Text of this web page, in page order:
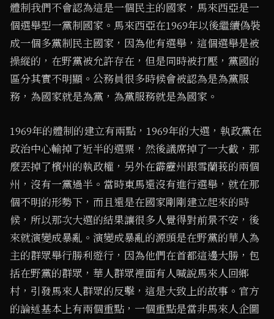
體制我們不會認為這是一個民主的國家，馬來西亞是一
個選舉型一黨制國家。馬來西亞在1969年以後繼續偽裝
成一個多黨制民主國家，因為他有選舉，這個選舉是被
操縱的，在野黨被允許存在，但是同時被打壓，黨國的
區分其實不明顯。公務員很多時候會被認為是為黨服
務，為國家就是為黨，為黨服務就是為國家。
1969年的體制的建立有兩點，1969年的大選，執政黨在
政治中心輸掉了近半的選票，然後議席掉了一大截，那
麼丟掉了檳州的執政權，另外在霹靂州跟雪蘭莪的兩個
州，沒有一黨過半。當時東馬還沒有進行選舉，就在那
個不明的形勢下，而且還是在國家剛剛建立起來的時
候，所以那次大選的結果讓很多人覺得對前景不安，後
來就演變成暴亂。演變成暴亂的源頭是在野黨的華人為
主的群眾舉行勝利遊行，因為他們在首都這邊大勝，包
括在野黨的群眾，華人群眾裡面有人喊說馬來人回鄉
村，引發馬來人群眾的反擊，這是大致上的故事。官方
的論述基本上有兩個重點，一個重點是當非馬來人企圖